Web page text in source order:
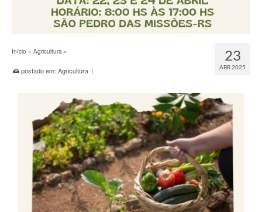
23
ABR 2025
Início » Agricultura »
postado em: Agricultura |